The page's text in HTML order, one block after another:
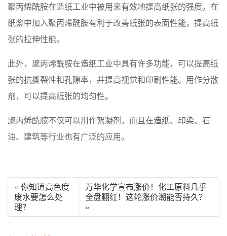
聚丙烯酰胺在造纸工业中被用来有效地提高纸张的强度。在
纸浆中加入聚丙烯酰胺有利于改善纸张的表面性能，提高纸
张的拉伸性能。
此外，聚丙烯酰胺在造纸工业中具有许多功能，可以提高纸
张的抗撕裂性和孔隙率，并提高视觉和印刷性能。用作分散
剂，可以提高纸张的均匀性。
聚丙烯酰胺不仅可以用作絮凝剂，而且在造纸、印染、石
油、建筑等行业也有广泛的应用。
« 你知道高色度
废水要怎么处
理？
万华化学宣布涨价！化工原料几乎
全盘翻红！这轮涨价潮能否持久？
»